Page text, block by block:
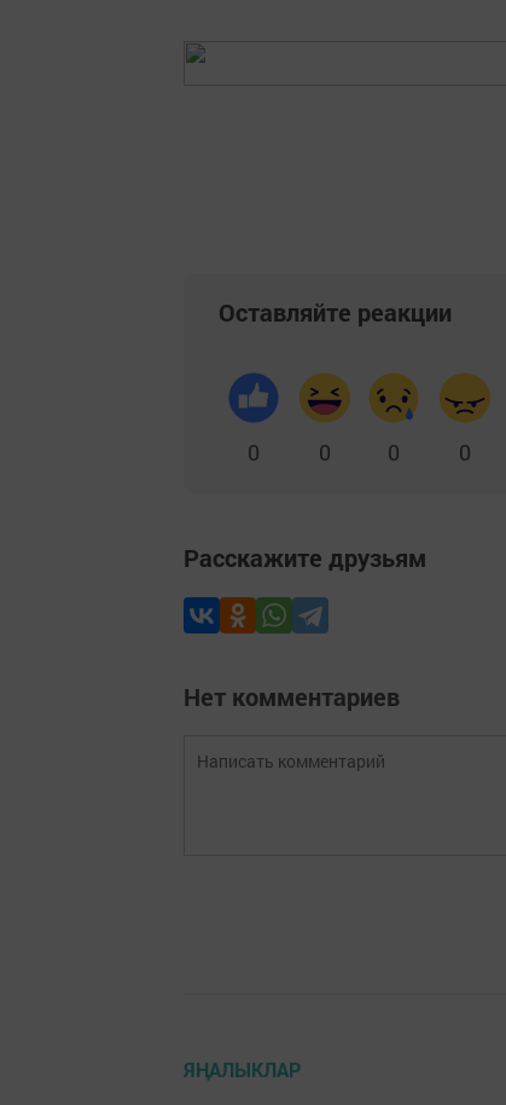
Оставляйте реакции
0 0 0 0
Расскажите друзьям
Нет комментариев
ЯҢАЛЫКЛАР